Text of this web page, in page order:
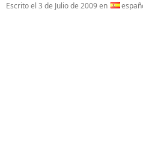
Escrito el 3 de Julio de 2009en